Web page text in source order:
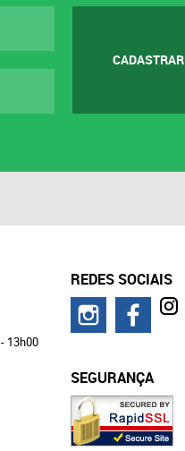
CADASTRAR
13h00
REDES SOCIAIS
SEGURANÇA